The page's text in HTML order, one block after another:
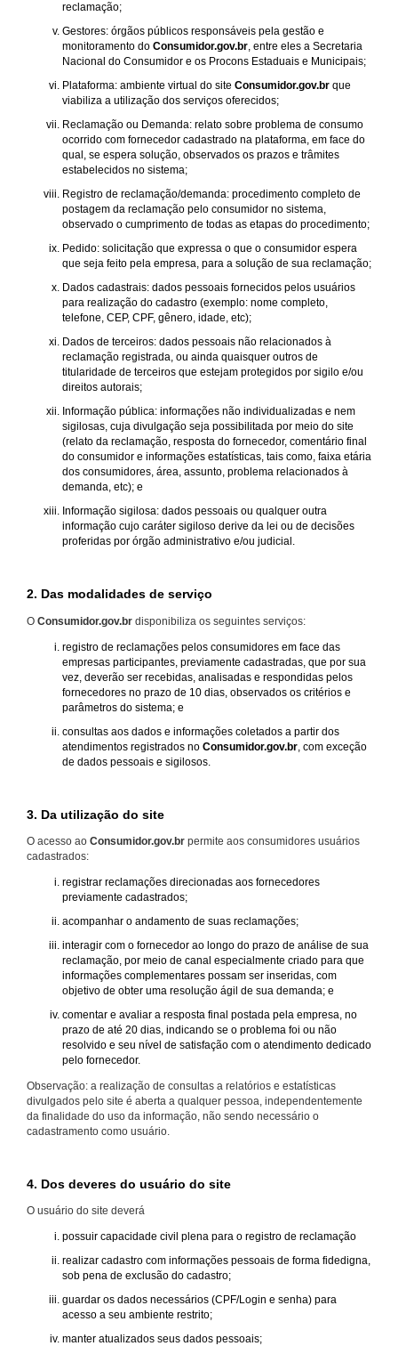
reclamação;
Gestores: órgãos públicos responsáveis pela gestão e
monitoramento do Consumidor.gov.br, entre eles a Secretaria
Nacional do Consumidor e os Procons Estaduais e Municipais;
Plataforma: ambiente virtual do site Consumidor.gov.br que
viabiliza a utilização dos serviços oferecidos;
Reclamação ou Demanda: relato sobre problema de consumo
ocorrido com fornecedor cadastrado na plataforma, em face do
qual, se espera solução, observados os prazos e trâmites
estabelecidos no sistema;
Registro de reclamação/demanda: procedimento completo de
postagem da reclamação pelo consumidor no sistema,
observado o cumprimento de todas as etapas do procedimento;
Pedido: solicitação que expressa o que o consumidor espera
que seja feito pela empresa, para a solução de sua reclamação;
Dados cadastrais: dados pessoais fornecidos pelos usuários
para realização do cadastro (exemplo: nome completo,
telefone, CEP, CPF, gênero, idade, etc);
Dados de terceiros: dados pessoais não relacionados à
reclamação registrada, ou ainda quaisquer outros de
titularidade de terceiros que estejam protegidos por sigilo e/ou
direitos autorais;
Informação pública: informações não individualizadas e nem
sigilosas, cuja divulgação seja possibilitada por meio do site
(relato da reclamação, resposta do fornecedor, comentário final
do consumidor e informações estatísticas, tais como, faixa etária
dos consumidores, área, assunto, problema relacionados à
demanda, etc); e
Informação sigilosa: dados pessoais ou qualquer outra
informação cujo caráter sigiloso derive da lei ou de decisões
proferidas por órgão administrativo e/ou judicial.
2. Das modalidades de serviço
O Consumidor.gov.br disponibiliza os seguintes serviços:
registro de reclamações pelos consumidores em face das
empresas participantes, previamente cadastradas, que por sua
vez, deverão ser recebidas, analisadas e respondidas pelos
fornecedores no prazo de 10 dias, observados os critérios e
parâmetros do sistema; e
consultas aos dados e informações coletados a partir dos
atendimentos registrados no Consumidor.gov.br , com exceção
de dados pessoais e sigilosos.
3. Da utilização do site
O acesso ao Consumidor.gov.br permite aos consumidores usuários
cadastrados:
registrar reclamações direcionadas aos fornecedores
previamente cadastrados;
acompanhar o andamento de suas reclamações;
interagir com o fornecedor ao longo do prazo de análise de sua
reclamação, por meio de canal especialmente criado para que
informações complementares possam ser inseridas, com
objetivo de obter uma resolução ágil de sua demanda; e
comentar e avaliar a resposta final postada pela empresa, no
prazo de até 20 dias, indicando se o problema foi ou não
resolvido e seu nível de satisfação com o atendimento dedicado
pelo fornecedor.
Observação: a realização de consultas a relatórios e estatísticas
divulgados pelo site é aberta a qualquer pessoa, independentemente
da finalidade do uso da informação, não sendo necessário o
cadastramento como usuário.
4. Dos deveres do usuário do site
O usuário do site deverá
possuir capacidade civil plena para o registro de reclamação
realizar cadastro com informações pessoais de forma fidedigna,
sob pena de exclusão do cadastro;
guardar os dados necessários (CPF/Login e senha) para
acesso a seu ambiente restrito;
manter atualizados seus dados pessoais;